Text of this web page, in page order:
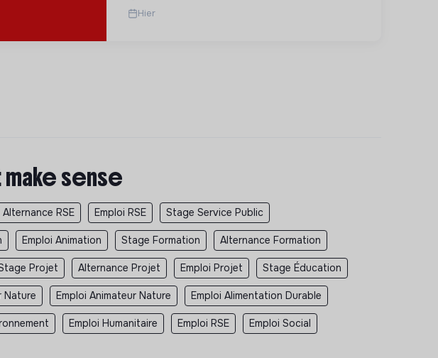
Hier
sense
Alternance RSE Emploi RSE Stage Service Public
Emploi Animation Stage Formation Alternance Formation
Projet Alternance Projet Emploi Projet Stage Éducation
Nature Emploi Animateur Nature Emploi Alimentation Durable
Emploi Humanitaire Emploi RSE Emploi Social